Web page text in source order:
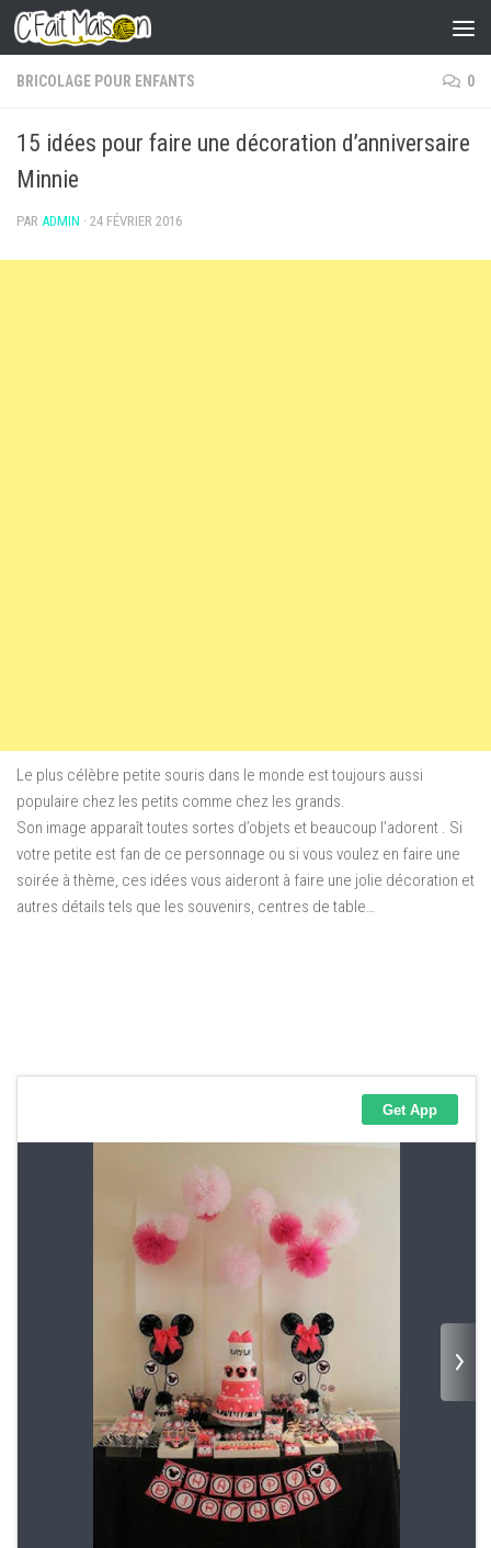
Skip to content
BRICOLAGE POUR ENFANTS 0
15 idées pour faire une décoration d’anniversaire
Minnie
PAR ADMIN · 24 FÉVRIER 2016
Le plus célèbre petite souris dans le monde est toujours aussi
populaire chez les petits comme chez les grands.
Son image apparaît toutes sortes d’objets et beaucoup l’adorent . Si
votre petite est fan de ce personnage ou si vous voulez en faire une
soirée à thème, ces idées vous aideront à faire une jolie décoration et
autres détails tels que les souvenirs, centres de table…